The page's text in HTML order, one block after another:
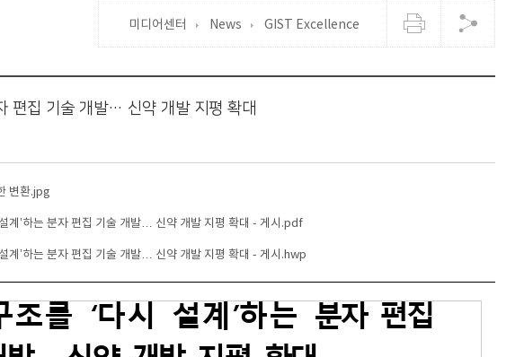
미디어센터 News GIST Excellence
편집 기술 개발… 신약 개발 지평 확대
변환.jpg
계’하는 분자 편집 기술 개발… 신약 개발 지평 확대 - 게시.pdf
계’하는 분자 편집 기술 개발… 신약 개발 지평 확대 - 게시.hwp